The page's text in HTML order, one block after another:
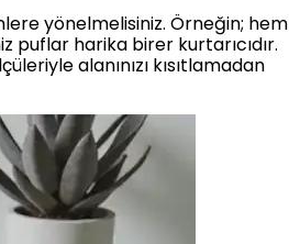
yönelmelisiniz. Örneğin; hem
puflar harika birer kurtarıcıdır.
alanınızı kısıtlamadan